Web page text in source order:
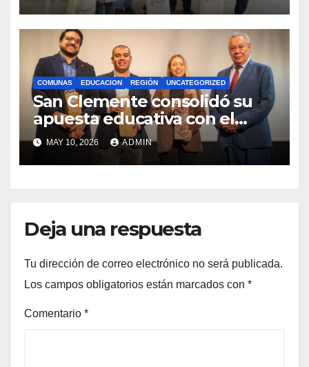
COMUNAS EDUCACION REGIÓN UNCATEGORIZED
San Clemente consolidó su
apuesta educativa con el
lanzamiento del
Preuniversitario Brotes 2026
MAY 10, 2026 ADMIN
Deja una respuesta
Tu dirección de correo electrónico no será publicada.
Los campos obligatorios están marcados con *
Comentario *